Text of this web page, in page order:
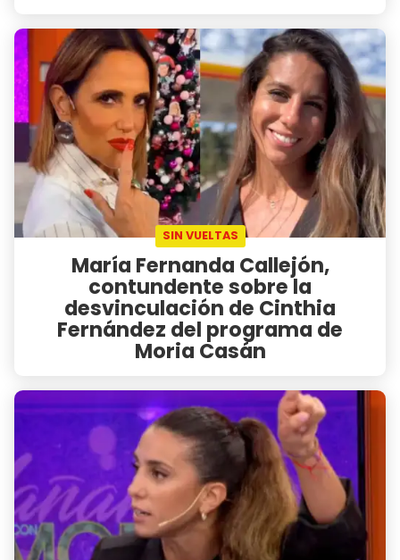
SIN VUELTAS
María Fernanda Callejón,
contundente sobre la
desvinculación de Cinthia
Fernández del programa de
Moria Casán